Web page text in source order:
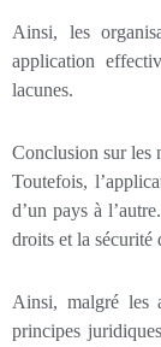
Ainsi, les
application
lacunes.
Conclusion sur les
Toutefois,
d’un pays à
droits et la sécurité
Ainsi, malgré les
principes